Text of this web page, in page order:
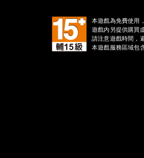
本遊戲為免費使用
遊戲內另提供購買
請注意遊戲時間，
本遊戲服務區域包